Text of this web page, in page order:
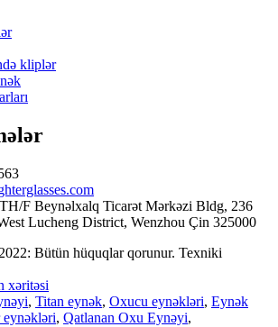
kliplər
F Beynəlxalq Ticarət Mərkəzi Bldg, 236
Lucheng District, Wenzhou Çin 325000
Bütün hüquqlar qorunur. Texniki
xəritəsi
, Titan eynək, Oxucu eynəkləri, Eynək
, Qatlanan Oxu Eynəyi,